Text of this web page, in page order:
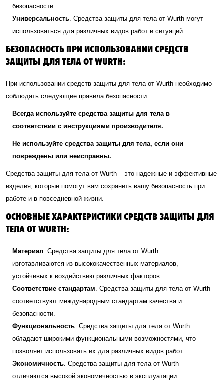
безопасности.
Универсальность. Средства защиты для тела от Wurth могут
использоваться для различных видов работ и ситуаций.
БЕЗОПАСНОСТЬ ПРИ ИСПОЛЬЗОВАНИИ СРЕДСТВ
ЗАЩИТЫ ДЛЯ ТЕЛА ОТ WURTH:
При использовании средств защиты для тела от Wurth необходимо
соблюдать следующие правила безопасности:
Всегда используйте средства защиты для тела в
соответствии с инструкциями производителя.
Не используйте средства защиты для тела, если они
повреждены или неисправны.
Средства защиты для тела от Wurth – это надежные и эффективные
изделия, которые помогут вам сохранить вашу безопасность при
работе и в повседневной жизни.
ОСНОВНЫЕ ХАРАКТЕРИСТИКИ СРЕДСТВ ЗАЩИТЫ ДЛЯ
ТЕЛА ОТ WURTH:
Материал. Средства защиты для тела от Wurth
изготавливаются из высококачественных материалов,
устойчивых к воздействию различных факторов.
Соответствие стандартам. Средства защиты для тела от Wurth
соответствуют международным стандартам качества и
безопасности.
Функциональность. Средства защиты для тела от Wurth
обладают широкими функциональными возможностями, что
позволяет использовать их для различных видов работ.
Экономичность. Средства защиты для тела от Wurth
отличаются высокой экономичностью в эксплуатации.